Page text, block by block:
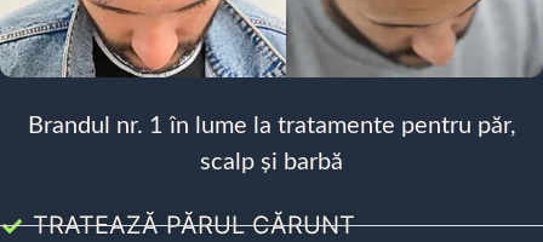
Brandul nr. 1 în lume la tratamente pentru păr,
scalp și barbă
TRATEAZĂ PĂRUL CĂRUNT